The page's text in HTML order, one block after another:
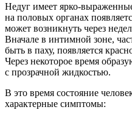
Недуг имеет ярко-
на половых органах
может возникнуть через
Вначале в интимной зоне,
быть в паху, появляется
Через некоторое время
с прозрачной жидкостью.
В это время состояние
характерные симптомы: